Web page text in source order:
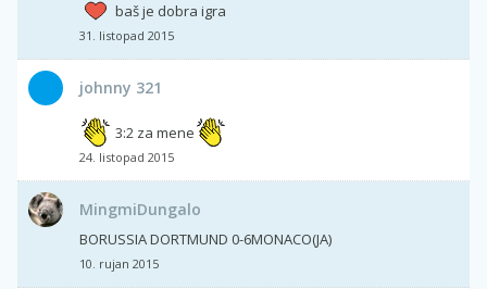
baš je dobra igra
31. listopad 2015
johnny 321
3:2 za mene
24. listopad 2015
MingmiDungalo
BORUSSIA DORTMUND 0-6MONACO(JA)
10. rujan 2015